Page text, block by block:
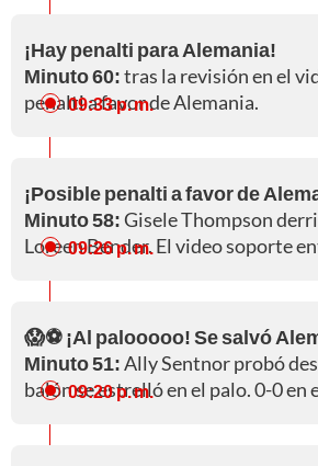
¡Hay penalti para Alemania!
Minuto 60:tras la revisión en el
penalti a favor de Alemania.
09:33 p. m.
¡Posible penalti a favor de
Minuto 58:Gisele Thompson
Loreen Bender. El video soporte
09:26 p. m.
😱⚽ ¡Al palooooo! Se salvó
Minuto 51:Ally Sentnor probó
balón se estrelló en el palo. 0-0 en
09:20 p. m.